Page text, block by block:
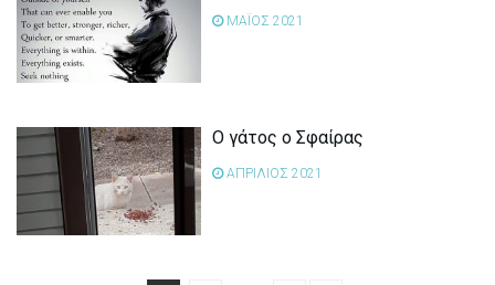
ΜΑΪΟΣ 2021
Ο γάτος ο Σφαίρας
ΑΠΡΙΛΙΟΣ 2021